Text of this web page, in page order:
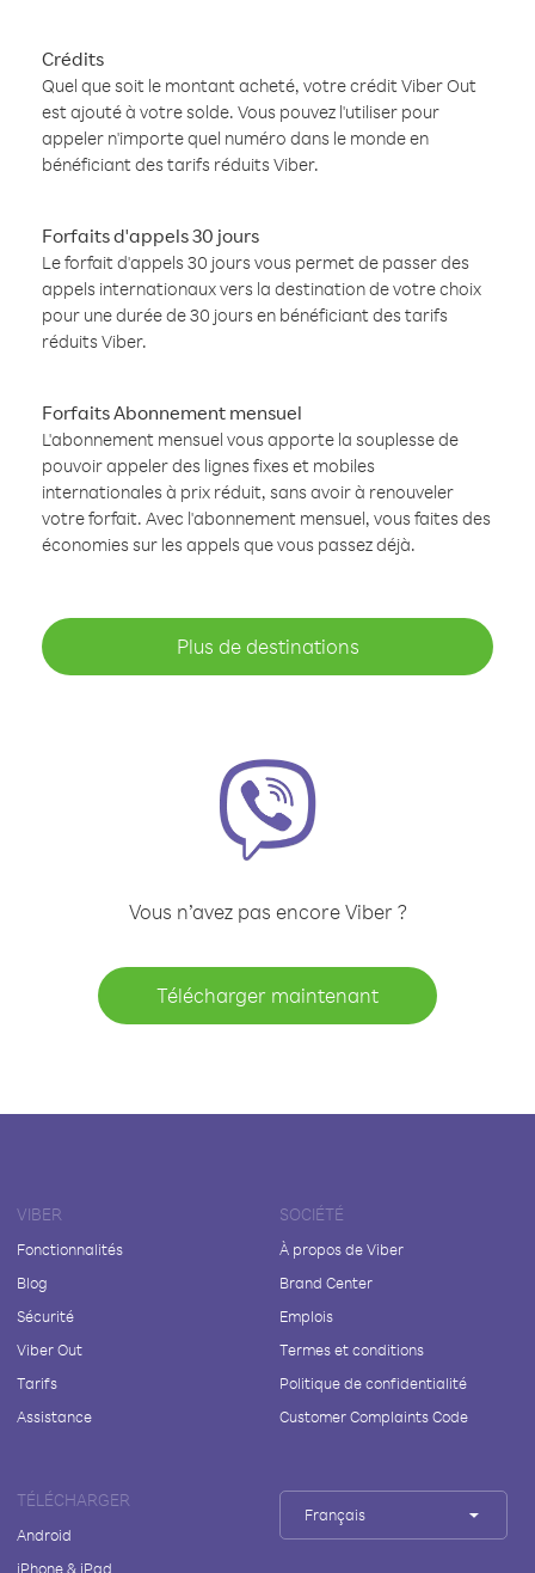
Crédits
Quel que soit le montant acheté, votre crédit Viber Out
est ajouté à votre solde. Vous pouvez l'utiliser pour
appeler n'importe quel numéro dans le monde en
bénéficiant des tarifs réduits Viber.
Forfaits d'appels 30 jours
Le forfait d'appels 30 jours vous permet de passer des
appels internationaux vers la destination de votre choix
pour une durée de 30 jours en bénéficiant des tarifs
réduits Viber.
Forfaits Abonnement mensuel
L'abonnement mensuel vous apporte la souplesse de
pouvoir appeler des lignes fixes et mobiles
internationales à prix réduit, sans avoir à renouveler
votre forfait. Avec l'abonnement mensuel, vous faites des
économies sur les appels que vous passez déjà.
Plus de destinations
Vous n’avez pas encore Viber ?
Télécharger maintenant
VIBER
Fonctionnalités
Blog
Sécurité
Viber Out
Tarifs
Assistance
SOCIÉTÉ
À propos de Viber
Brand Center
Emplois
Termes et conditions
Politique de confidentialité
Customer Complaints Code
TÉLÉCHARGER
Android
iPhone & iPad
Français